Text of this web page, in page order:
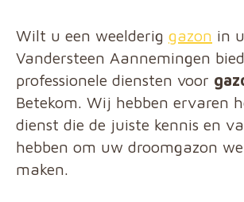
Wilt u een weelderig gazon in
Vandersteen Aannemingen
professionele diensten voor
Betekom. Wij hebben ervaren
dienst die de juiste kennis en
hebben om uw droomgazon
maken.